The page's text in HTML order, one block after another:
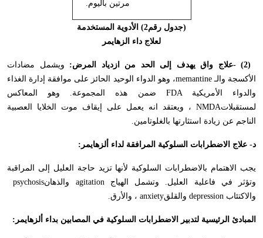
مرتين باليوم.
(جدول رقم2) الأدوية المستخدمة
لعلاج داء الزهايمر
- (2)علاج واق يهدف إلى الحد من ازدياد المرض: ويشمل مضادات
الأكسجة والـmemantine، وهو الدواء الوحيد الحائز على موافقة إدارة الغذاء
والدواء الأمريكية FDA ضمن هذه المجموعة. وهو المعاكس
لمستقبلاتNMDA ، ويعتقد انه يعمل على إيقاف موت الخلايا العصبية
الناجم عن زيادة استثارتها بالغلوتامين.
د- علاج الاضطرابات السلوكية المرافقة لداء ألزهايمر :
يجب الاهتمام بالاضطرابات السلوكية لأنها تزيد حاجة العليل إلى المراقبة
وتؤثر في فاعلية العليل. وتشمل الهياج agitation والذهانpsychosis
والاكتئاب depression والقلقanxiety ، والأرق.
المبادئ الرئيسية لتدبير الاضطرابات السلوكية في المصابين بداء ألزهايمر :